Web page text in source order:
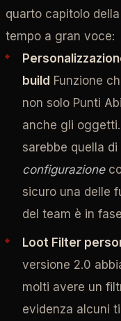
quarto capitolo
tempo a gran voce:
build Funzione
non solo Punti
anche gli
sarebbe quella
configurazione
sicuro una delle
del team è in
Loot Filter
versione 2.0
molti avere un
evidenza alcuni